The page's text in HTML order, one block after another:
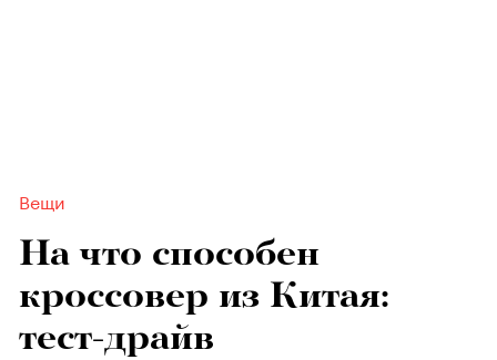
Вещи
На что способен
кроссовер из Китая:
тест-драйв